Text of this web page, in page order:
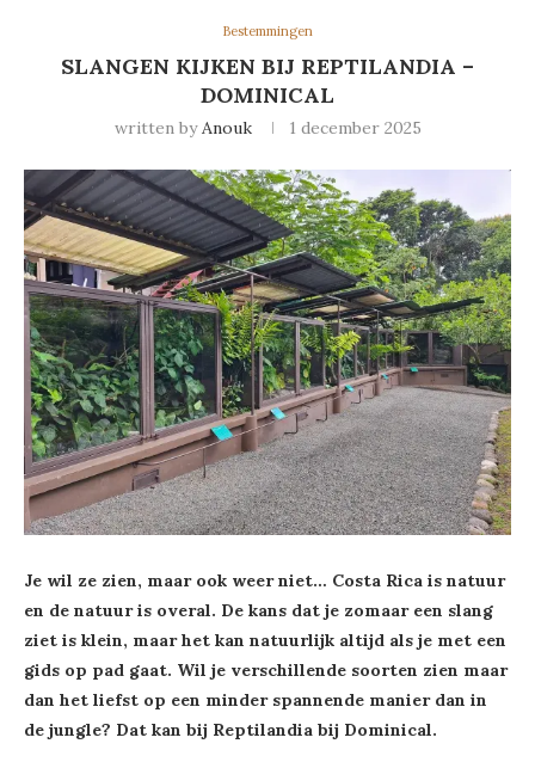
Bestemmingen
SLANGEN KIJKEN BIJ REPTILANDIA –
DOMINICAL
written byAnouk 1 december 2025
Je wil ze zien, maar ook weer niet… Costa Rica is natuur
en de natuur is overal. De kans dat je zomaar een slang
ziet is klein, maar het kan natuurlijk altijd als je met een
gids op pad gaat. Wil je verschillende soorten zien maar
dan het liefst op een minder spannende manier dan in
de jungle? Dat kan bij Reptilandia bij Dominical.